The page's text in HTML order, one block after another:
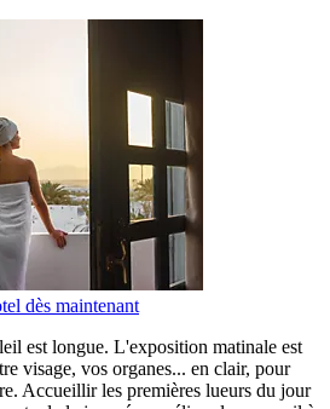
dès maintenant
est longue. L'exposition matinale est
visage, vos organes... en clair, pour
Accueillir les premières lueurs du jour